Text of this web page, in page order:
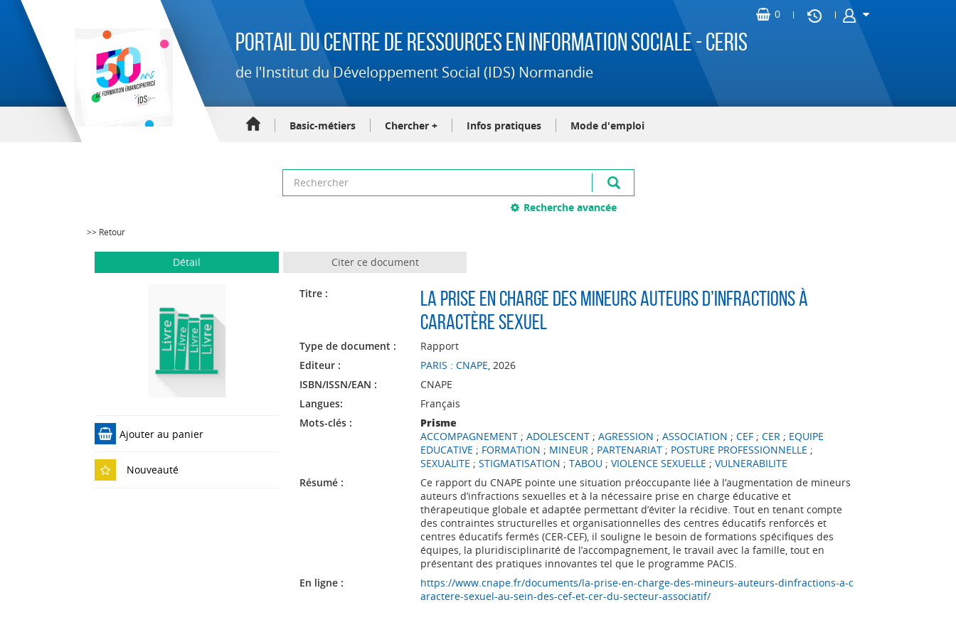
Portail du Centre de Ressources en Information Sociale - CERIS
de l'Institut du Développement Social (IDS) Normandie
Basic-métiers Chercher + Infos pratiques Mode d'emploi
Recherche avancée
>> Retour
Détail Citer ce document
Ajouter au panier
Nouveauté
Titre :
La prise en charge des mineurs auteurs d’infractions à
caractère sexuel
Type de document :
Rapport
Editeur :
PARIS : CNAPE, 2026
ISBN/ISSN/EAN :
CNAPE
Langues:
Français
Mots-clés :
Prisme
ACCOMPAGNEMENT; ADOLESCENT; AGRESSION ; ASSOCIATION ; CEF; CER; EQUIPE
EDUCATIVE ; FORMATION ; MINEUR; PARTENARIAT; POSTURE PROFESSIONNELLE ;
SEXUALITE ; STIGMATISATION ; TABOU ; VIOLENCE SEXUELLE ; VULNERABILITE
Résumé :
Ce rapport du CNAPE pointe une situation préoccupante liée à l’augmentation de mineurs
auteurs d’infractions sexuelles et à la nécessaire prise en charge éducative et
thérapeutique globale et adaptée permettant d’éviter la récidive. Tout en tenant compte
des contraintes structurelles et organisationnelles des centres éducatifs renforcés et
centres éducatifs fermés (CER-CEF), il souligne le besoin de formations spécifiques des
équipes, la pluridisciplinarité de l’accompagnement, le travail avec la famille, tout en
présentant des pratiques innovantes tel que le programme PACIS.
En ligne :
https://www.cnape.fr/documents/la-prise-en-charge-des-mineurs-auteurs-dinfractions-a-c
aractere-sexuel-au-sein-des-cef-et-cer-du-secteur-associatif/